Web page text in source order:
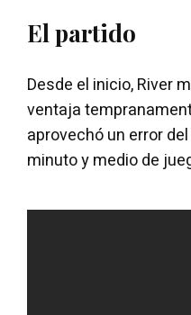
El partido
Desde el inicio, River
ventaja
aprovechó un error
minuto y medio de